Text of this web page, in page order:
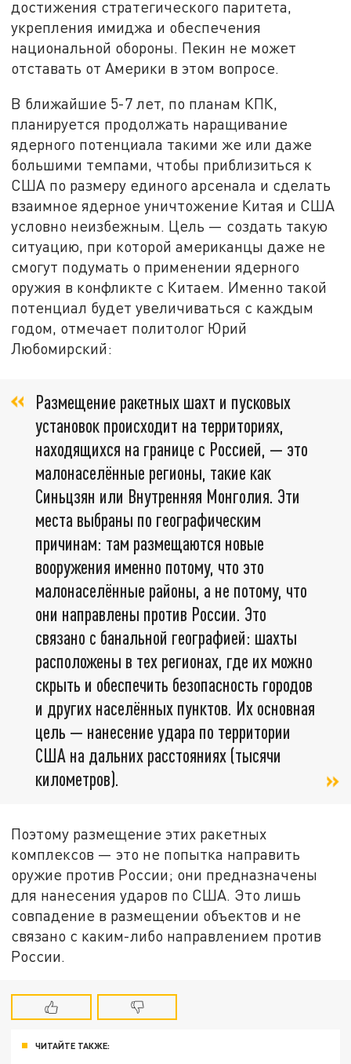
достижения стратегического паритета,
укрепления имиджа и обеспечения
национальной обороны. Пекин не может
отставать от Америки в этом вопросе.
В ближайшие 5-7 лет, по планам КПК,
планируется продолжать наращивание
ядерного потенциала такими же или даже
большими темпами, чтобы приблизиться к
США по размеру единого арсенала и сделать
взаимное ядерное уничтожение Китая и США
условно неизбежным. Цель — создать такую
ситуацию, при которой американцы даже не
смогут подумать о применении ядерного
оружия в конфликте с Китаем. Именно такой
потенциал будет увеличиваться с каждым
годом, отмечает политолог Юрий
Любомирский:
Размещение ракетных шахт и пусковых
установок происходит на территориях,
находящихся на границе с Россией, — это
малонаселённые регионы, такие как
Синьцзян или Внутренняя Монголия. Эти
места выбраны по географическим
причинам: там размещаются новые
вооружения именно потому, что это
малонаселённые районы, а не потому, что
они направлены против России. Это
связано с банальной географией: шахты
расположены в тех регионах, где их можно
скрыть и обеспечить безопасность городов
и других населённых пунктов. Их основная
цель — нанесение удара по территории
США на дальних расстояниях (тысячи
километров).
Поэтому размещение этих ракетных
комплексов — это не попытка направить
оружие против России; они предназначены
для нанесения ударов по США. Это лишь
совпадение в размещении объектов и не
связано с каким-либо направлением против
России.
ЧИТАЙТЕ ТАКЖЕ: